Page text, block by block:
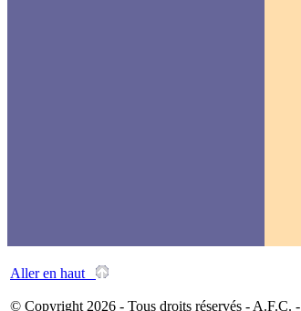
Aller en haut
© Copyright 2026 - Tous droits réservés - A.F.C. -